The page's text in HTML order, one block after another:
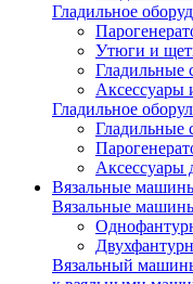
Гладильное
Утюги и
Гладильные
Аксессуары
Гладильное
Гладильные
Аксессуары
Вязальные
Вязальные
Вязальный